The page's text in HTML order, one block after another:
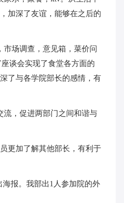
加深了友谊，能够在之后的
场调查，意见箱，菜价问
谈会实现了食堂各方面的
了与各学院部长的感情，有
，促进两部门之间和谐与
更加了解其他部长，有利于
报。我部出1人参加院的外